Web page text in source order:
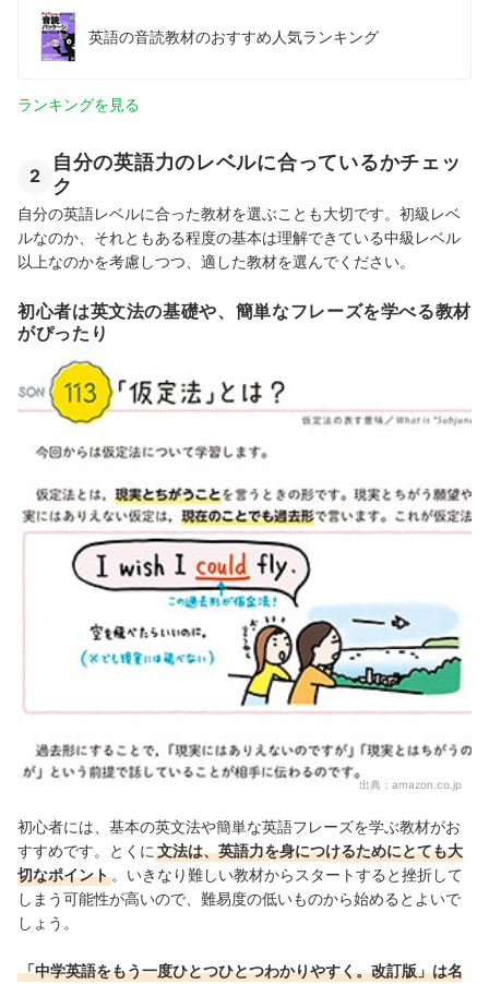
英語の音読教材のおすすめ人気ランキング
ランキングを見る
2
自分の英語力のレベルに合っているかチェッ
ク
自分の英語レベルに合った教材を選ぶことも大切です。初級レベ
ルなのか、それともある程度の基本は理解できている中級レベル
以上なのかを考慮しつつ、適した教材を選んでください。
初心者は英文法の基礎や、簡単なフレーズを学べる教材
がぴったり
出典： amazon.co.jp
初心者には、基本の英文法や簡単な英語フレーズを学ぶ教材がお
すすめです。とくに 文法は、英語力を身につけるためにとても大
切なポイント 。いきなり難しい教材からスタートすると挫折して
しまう可能性が高いので、難易度の低いものから始めるとよいで
しょう。
「中学英語をもう一度ひとつひとつわかりやすく。改訂版」は名